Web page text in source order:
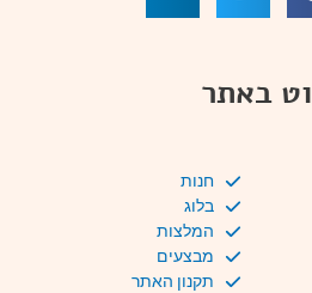
באתר
חנות
בלוג
המלצות
מבצעים
תקנון האתר